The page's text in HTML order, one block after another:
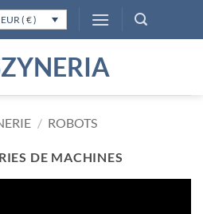
EUR ( € )
/ ROBOTS
DE MACHINES